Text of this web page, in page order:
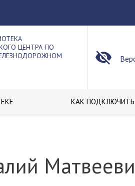
ЦЕНТРА ПО
КАК